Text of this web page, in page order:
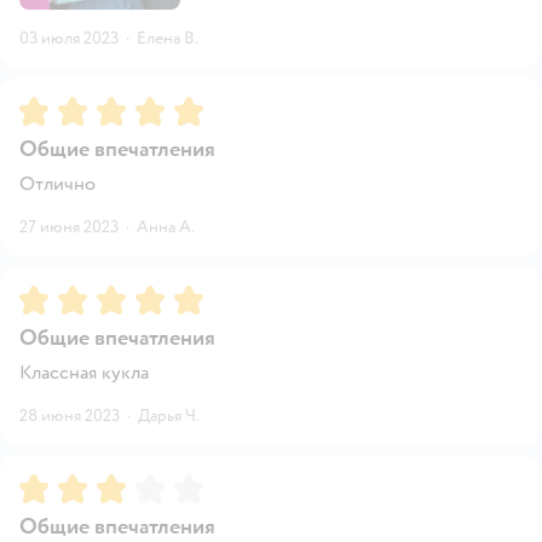
03 июля 2023 · Елена В.
Рейтинг:5
Общие впечатления
Отлично
27 июня 2023 · Анна А.
Рейтинг:5
Общие впечатления
Классная кукла
28 июня 2023 · Дарья Ч.
Рейтинг:3
Общие впечатления